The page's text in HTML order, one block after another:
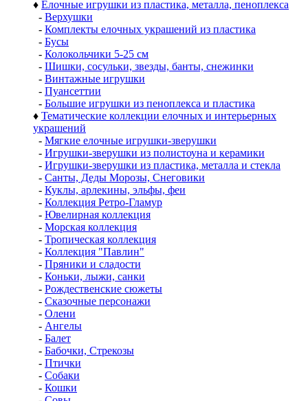
♦ Елочные игрушки из пластика, металла, пеноплекса
- Верхушки
- Комплекты елочных украшений из пластика
- Бусы
- Колокольчики 5-25 см
- Шишки, сосульки, звезды, банты, снежинки
- Винтажные игрушки
- Пуансеттии
- Большие игрушки из пеноплекса и пластика
♦ Тематические коллекции елочных и интерьерных
украшений
- Мягкие елочные игрушки-зверушки
- Игрушки-зверушки из полистоуна и керамики
- Игрушки-зверушки из пластика, металла и стекла
- Санты, Деды Морозы, Снеговики
- Куклы, арлекины, эльфы, феи
- Коллекция Ретро-Гламур
- Ювелирная коллекция
- Морская коллекция
- Тропическая коллекция
- Коллекция "Павлин"
- Пряники и сладости
- Коньки, лыжи, санки
- Рождественские сюжеты
- Сказочные персонажи
- Олени
- Ангелы
- Балет
- Бабочки, Стрекозы
- Птички
- Собаки
- Кошки